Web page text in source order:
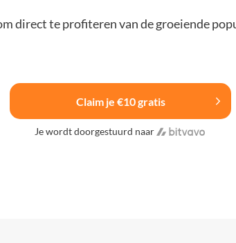
direct te profiteren van de groeiende
Claim je €10 gratis
Je wordt doorgestuurd naar